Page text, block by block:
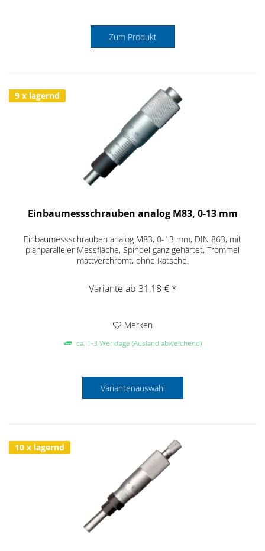
Zum Produkt
9 x lagernd
Einbaumessschrauben analog M83, 0-13 mm
Einbaumessschrauben analog M83, 0-13 mm, DIN 863, mit
planparalleler Messfläche, Spindel ganz gehärtet, Trommel
mattverchromt, ohne Ratsche.
Variante ab 31,18 € *
Merken
ca. 1-3 Werktage (Ausland abweichend)
Variantenauswahl
10 x lagernd